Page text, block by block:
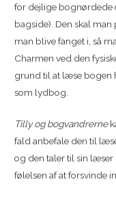
for dejlige bognørdede
bagside). Den skal man
man blive fanget i, så
Charmen ved den
grund til at læse bogen
som lydbog.
Tilly og bogvandrerne
fald anbefale den til
og den taler til sin læser
følelsen af at forsvinde